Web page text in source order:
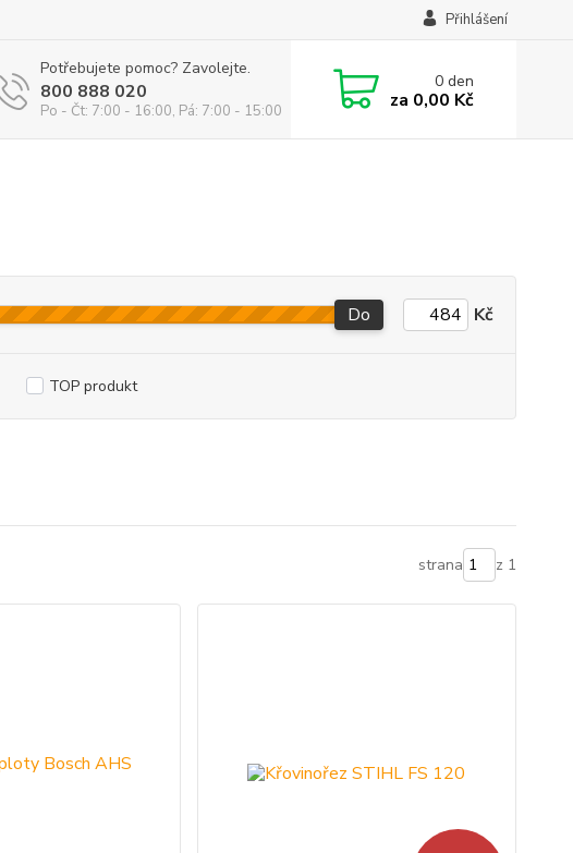
Přihlášení
Potřebujete pomoc? Zavolejte.
800 888 020
Po - Čt: 7:00 - 16:00, Pá: 7:00 - 15:00
0den
za 0,00 Kč
Do Kč
TOP produkt
strana z 1